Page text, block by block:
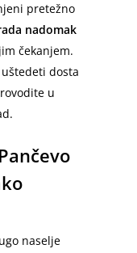
pretežno
nadomak
čekanjem.
dosta
u
naselje